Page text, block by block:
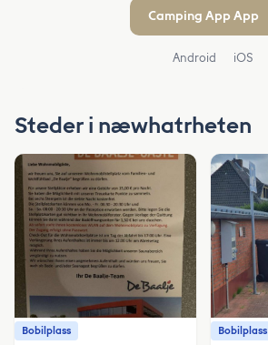
Camping App App
Android iOS
Steder i næwhatrheten
Bobilplass Bobilplass